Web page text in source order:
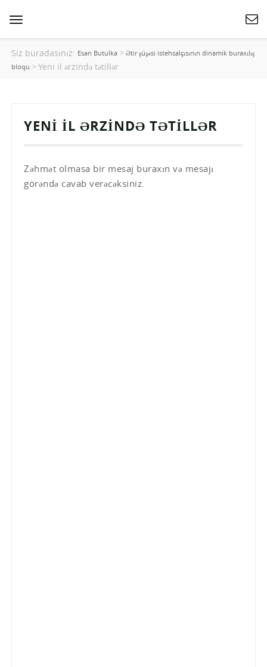
Naviqasiyanı
dəyişin
Siz buradasınız: Esan Butulka >Ətir şüşəsi istehsalçısının dinamik buraxılış
bloqu >Yeni il ərzində tətillər
YENI IL ƏRZINDƏ TƏTILLƏR
Zəhmət olmasa bir mesaj buraxın və mesajı
görəndə cavab verəcəksiniz.